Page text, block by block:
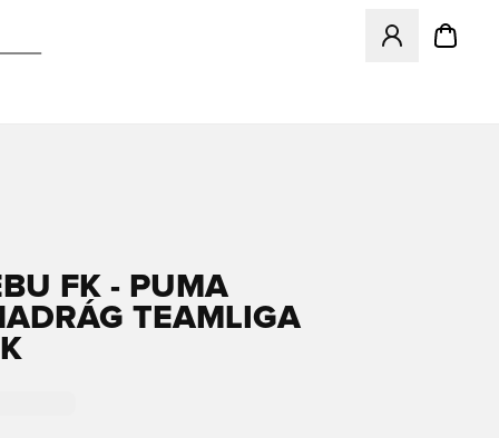
Megnyit egy
FK - PUMA
TEAMLIGA